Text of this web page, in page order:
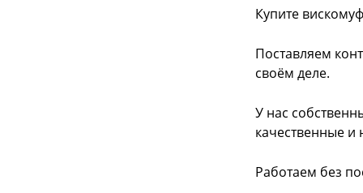
Купите
Поставляем
своём деле.
У нас
качественные и
Работаем без